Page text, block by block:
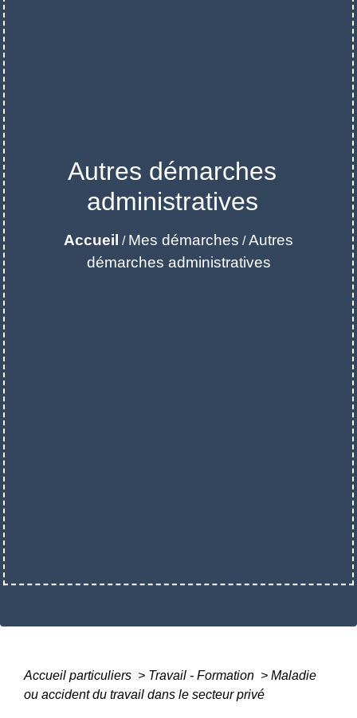
Autres démarches
administratives
Accueil / Mes démarches /Autres
démarches administratives
Accueil particuliers > Travail - Formation > Maladie
ou accident du travail dans le secteur privé